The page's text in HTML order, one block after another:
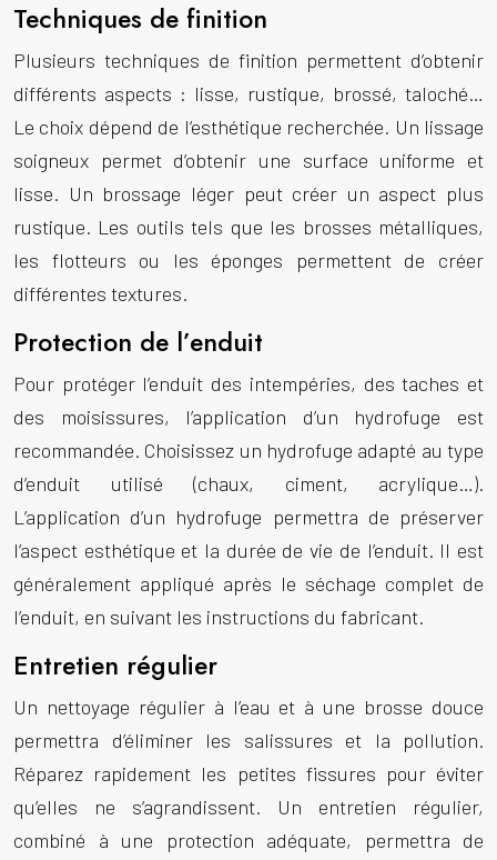
Techniques de finition
Plusieurs techniques de finition permettent d’obtenir
différents aspects : lisse, rustique, brossé, taloché…
Le choix dépend de l’esthétique recherchée. Un lissage
soigneux permet d’obtenir une surface uniforme et
lisse. Un brossage léger peut créer un aspect plus
rustique. Les outils tels que les brosses métalliques,
les flotteurs ou les éponges permettent de créer
différentes textures.
Protection de l’enduit
Pour protéger l’enduit des intempéries, des taches et
des moisissures, l’application d’un hydrofuge est
recommandée. Choisissez un hydrofuge adapté au type
d’enduit utilisé (chaux, ciment, acrylique…).
L’application d’un hydrofuge permettra de préserver
l’aspect esthétique et la durée de vie de l’enduit. Il est
généralement appliqué après le séchage complet de
l’enduit, en suivant les instructions du fabricant.
Entretien régulier
Un nettoyage régulier à l’eau et à une brosse douce
permettra d’éliminer les salissures et la pollution.
Réparez rapidement les petites fissures pour éviter
qu’elles ne s’agrandissent. Un entretien régulier,
combiné à une protection adéquate, permettra de